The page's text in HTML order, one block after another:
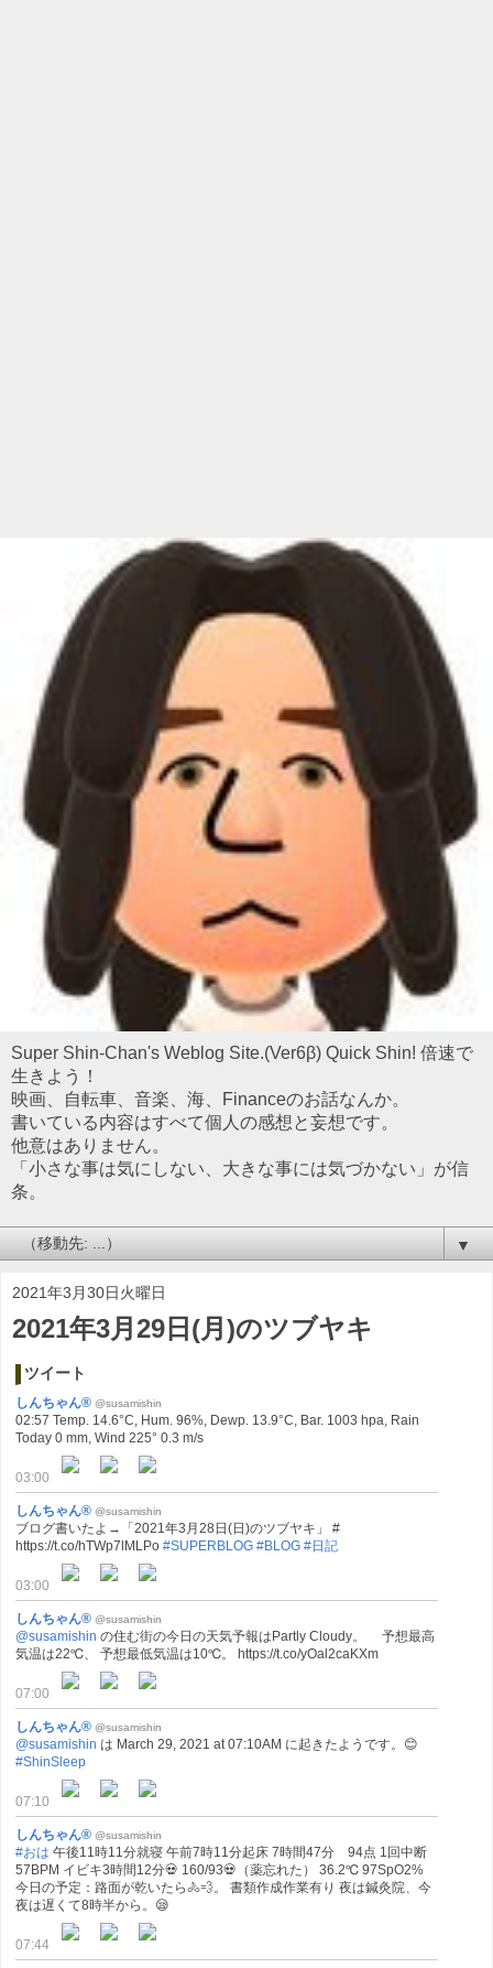
Super Shin-Chan's Weblog Site.(Ver6β) Quick Shin! 倍速で
生きよう！
映画、自転車、音楽、海、Financeのお話なんか。
書いている内容はすべて個人の感想と妄想です。
他意はありません。
「小さな事は気にしない、大きな事には気づかない」が信
条。
▼
2021年3月30日火曜日
2021年3月29日(月)のツブヤキ
ツイート
しんちゃん® @susamishin
02:57 Temp. 14.6°C, Hum. 96%, Dewp. 13.9°C, Bar. 1003 hpa, Rain
Today 0 mm, Wind 225° 0.3 m/s
03:00
しんちゃん® @susamishin
ブログ書いたよ→「2021年3月28日(日)のツブヤキ」 #
https://t.co/hTWp7lMLPo #SUPERBLOG #BLOG #日記
03:00
しんちゃん® @susamishin
@susamishin の住む街の今日の天気予報はPartly Cloudy。 予想最高
気温は22℃、 予想最低気温は10℃。 https://t.co/yOal2caKXm
07:00
しんちゃん® @susamishin
@susamishin は March 29, 2021 at 07:10AM に起きたようです。😊
#ShinSleep
07:10
しんちゃん® @susamishin
#おは 午後11時11分就寝 午前7時11分起床 7時間47分 94点 1回中断
57BPM イビキ3時間12分💀 160/93💀（薬忘れた） 36.2℃ 97SpO2%
今日の予定：路面が乾いたら🚴💨。 書類作成作業有り 夜は鍼灸院、今
夜は遅くて8時半から。😪
07:44